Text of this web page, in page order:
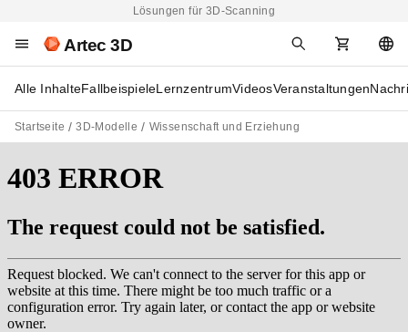
Lösungen für 3D-Scanning
Artec 3D
Alle InhalteFallbeispieleLernzentrumVideosVeranstaltungen
Startseite 3D-Modelle Wissenschaft und Erziehung